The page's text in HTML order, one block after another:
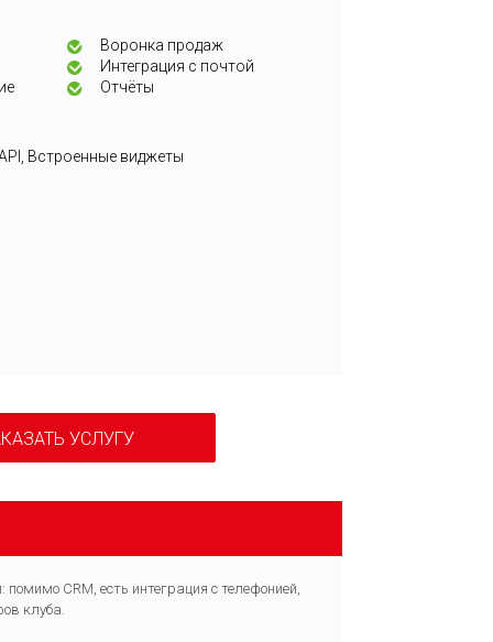
Воронка продаж
Интеграция с почтой
Отчёты
Встроенные виджеты
УСЛУГУ
CRM, есть интеграция с телефонией,
клуба.